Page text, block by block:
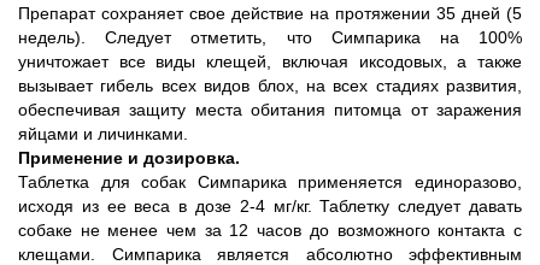
Препарат сохраняет свое действие на протяжении 35 дней (5
недель). Следует отметить, что Симпарика на 100%
уничтожает все виды клещей, включая иксодовых, а также
вызывает гибель всех видов блох, на всех стадиях развития,
обеспечивая защиту места обитания питомца от заражения
яйцами и личинками.
Применение и дозировка.
Таблетка для собак Симпарика применяется единоразово,
исходя из ее веса в дозе 2-4 мг/кг. Таблетку следует давать
собаке не менее чем за 12 часов до возможного контакта с
клещами. Симпарика является абсолютно эффективным